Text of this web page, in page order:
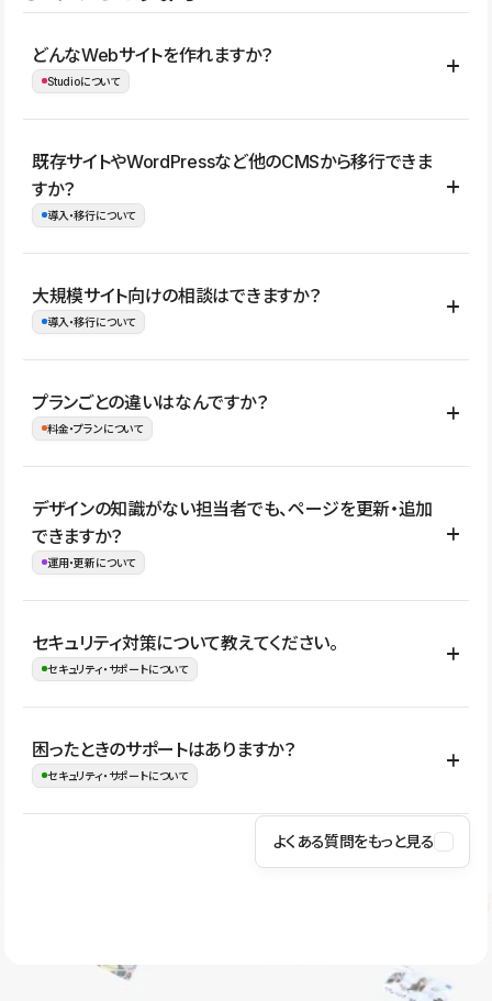
どんなWebサイトを作れますか？
Studioについて
コーポレートサイト、サービスサイト、LP、採用サイト、ブロ
グ・メディア、イベントサイト、店舗・商品紹介サイト、ポートフ
ォリオなど幅広く制作できます。
既存サイトやWordPressなど他のCMSから移行できま
すか？
導入・移行について
はい。既存サイトの構成やコンテンツ、URLを整理したうえで、
Studio上に再構築する形で移行できます。 WordPressの場合は、
イト全体のデザインや設定がそのまま移行されるわけではないた
め、移行後にページ構成やデザイン、CMS設計、URL・リダイレク
大規模サイト向けの相談はできますか？
導入・移行について
はい。アクセス規模が大きいサイトや、複数部門での運用、権限管
理、セキュリティ確認、既存システムとの連携など、個別の要件が
ない段階でも、お問い合わせください。
お問合せはこちら
プランごとの違いはなんですか？
料金・プランについて
公開ページ数、バージョン履歴の期間、CMS利用数の上限、権限
管理の有無などがプランごとに異なります。詳しくは料金プランペ
ージをご覧ください。
デザインの知識がない担当者でも、ページを更新・追加
できますか？
運用・更新について
はい。CMSやコンポーネントを活用して更新範囲を設計しておく
ことで、デザインを崩しにくい状態で運用できます。 さらにコン
ながらレイアウトに影響を与えずに更新作業を進めやすくなりま
す。
セキュリティ対策について教えてください。
セキュリティ・サポートについて
Studioでは、公開サイトやサービスを安全に利用できるよう、通信
の暗号化、データ保護、アクセス管理、脆弱性対策など、複数の観
はSSL/TLSによる通信暗号化に対応しており、悪質なスクリプトの
困ったときのサポートはありますか？
セキュリティ・サポートについて
操作方法や機能については、ヘルプセンターでご確認いただけま
ユーザー同士で質問・相談できるコミュニティもご利用ください。
よくある質問をもっと見る